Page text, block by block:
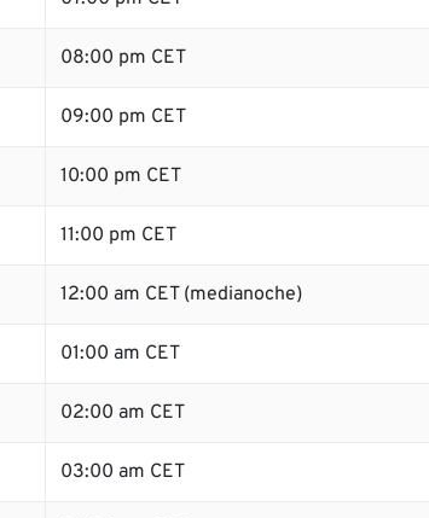
08:00 pm CET
09:00 pm CET
10:00 pm CET
11:00 pm CET
12:00 am CET (medianoche)
01:00 am CET
02:00 am CET
03:00 am CET